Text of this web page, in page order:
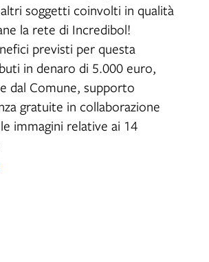
soggetti coinvolti in qualità
la rete di Incredibol!
previsti per questa
in denaro di 5.000 euro,
dal Comune, supporto
gratuite in collaborazione
immagini relative ai 14